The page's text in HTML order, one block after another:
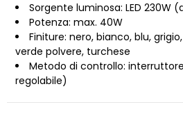
Sorgente luminosa: LED 230W
Potenza: max. 40W
Finiture: nero, bianco, blu,
verde polvere, turchese
Metodo di controllo:
regolabile)